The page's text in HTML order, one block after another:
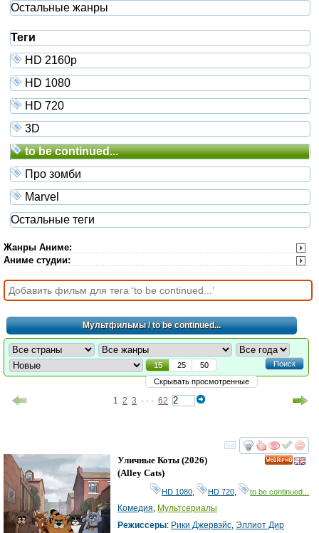
Остальные жанры
Теги
HD 2160р
HD 1080
HD 720
3D
to be continued...
Про зомби
Marvel
Остальные теги
Жанры Аниме:
Аниме студии:
Мультфильмы/ to be continued...
Поиск
15 25
50
Скрывать просмотренные
1 2 3 · · · 62
смотреть
Уличные Коты (2026)
(Alley Cats)
HD 1080 HD 720 to be continued...
Комедия, Мультсериалы
Режиссеры: Рики Джервэйс, Эллиот Дир